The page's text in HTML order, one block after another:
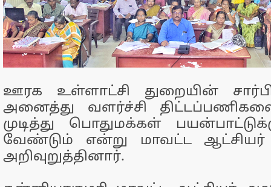
ஊரக உள்ளாட்சி துறையின்
அனைத்து வளர்ச்சி
முடித்து பொதுமக்கள்
வேண்டும் என்று மாவட்ட
அறிவுறுத்தினார்.